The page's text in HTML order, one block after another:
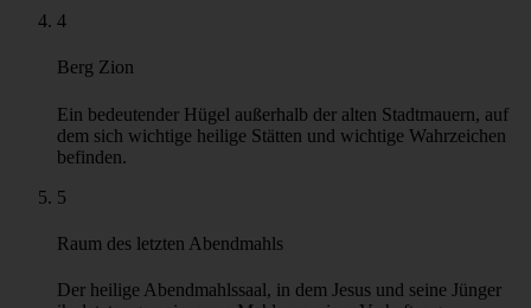
zwischen Alt- und Neustadt.
Auf der Karte anzeigen
Kirche des Heiligen Grabes
Auferstehung Jesu, die wichtigste Kirche des Christentums.
3
Via Dolorosa